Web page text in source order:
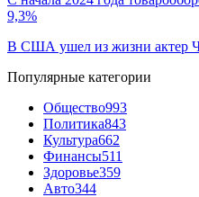
9,3%
В США ушел из жизни актер
Популярные категории
Общество993
Политика843
Культура662
Финансы511
Здоровье359
Авто344